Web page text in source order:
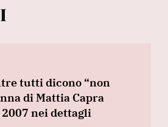
tutti dicono “non
di Mattia Capra
nei dettagli